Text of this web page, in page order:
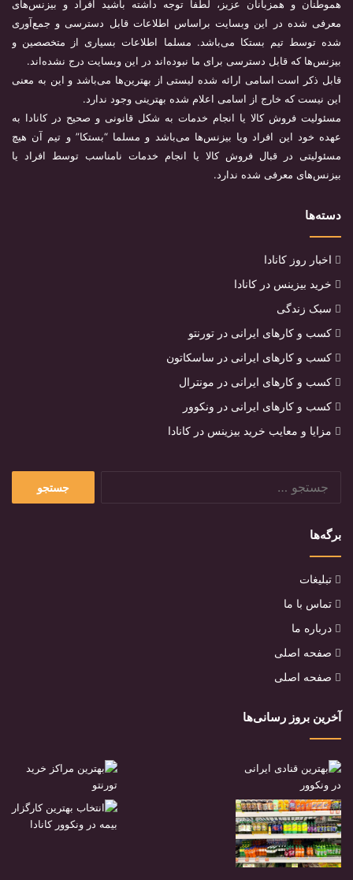
هموطنان و همزبانان عزیز، لطفا توجه داشته باشید افراد و بیزنس‌های
معرفی شده در این وبسایت براساس اطلاعات قابل دسترسی و جمع‌آوری
شده توسط تیم بستکا می‌باشد. مسلما اطلاعات بسیاری از متخصصین و
بیزنس‌ها که قابل دسترسی برای ما نبوده‌اند در این وبسایت درج نشده‌اند.
قابل ذکر است اسامی ارائه شده لیستی از بهترین‌ها می‌باشد و این به معنی
این نیست که خارج از اسامی اعلام شده بهترینی وجود ندارد.
مسئولیت فروش کالا یا انجام خدمات به شکل قانونی و صحیح در کانادا به
عهده خود این افراد ویا بیزنس‌ها می‌باشد و مسلما “بستکا” و تیم آن هیچ
مسئولیتی در قبال فروش کالا یا انجام خدمات نامناسب توسط افراد یا
بیزنس‌های معرفی شده ندارد.
دسته‌ها
اخبار روز کانادا
خرید بیزینس در کانادا
سبک زندگی
کسب و کارهای ایرانی در تورنتو
کسب و کارهای ایرانی در ساسکاتون
کسب و کارهای ایرانی در مونترال
کسب و کارهای ایرانی در ونکوور
مزایا و معایب خرید بیزینس در کانادا
برگه‌ها
تبلیغات
تماس با ما
درباره ما
صفحه اصلی
صفحه اصلی
آخرین بروز رسانی‌ها